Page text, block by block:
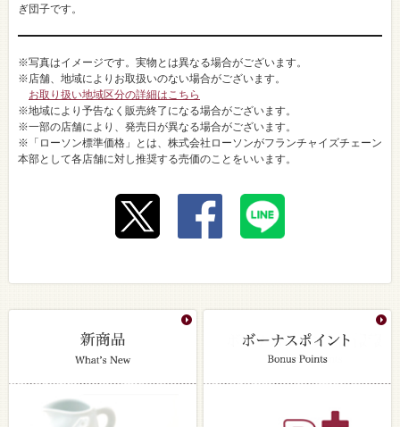
ぎ団子です。
※写真はイメージです。実物とは異なる場合がございます。
※店舗、地域によりお取扱いのない場合がございます。
お取り扱い地域区分の詳細はこちら
※地域により予告なく販売終了になる場合がございます。
※一部の店舗により、発売日が異なる場合がございます。
※「ローソン標準価格」とは、株式会社ローソンがフランチャイズチェーン
本部として各店舗に対し推奨する売価のことをいいます。